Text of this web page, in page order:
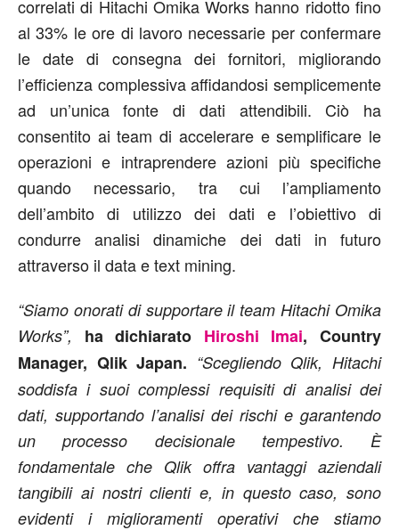
correlati di Hitachi Omika Works hanno ridotto fino
al 33% le ore di lavoro necessarie per confermare
le date di consegna dei fornitori, migliorando
l’efficienza complessiva affidandosi semplicemente
ad un’unica fonte di dati attendibili. Ciò ha
consentito ai team di accelerare e semplificare le
operazioni e intraprendere azioni più specifiche
quando necessario, tra cui l’ampliamento
dell’ambito di utilizzo dei dati e l’obiettivo di
condurre analisi dinamiche dei dati in futuro
attraverso il data e text mining.
“Siamo onorati di supportare il team Hitachi Omika
Works”, ha dichiarato Hiroshi Imai, Country
Manager, Qlik Japan. “Scegliendo Qlik, Hitachi
soddisfa i suoi complessi requisiti di analisi dei
dati, supportando l’analisi dei rischi e garantendo
un processo decisionale tempestivo. È
fondamentale che Qlik offra vantaggi aziendali
tangibili ai nostri clienti e, in questo caso, sono
evidenti i miglioramenti operativi che stiamo